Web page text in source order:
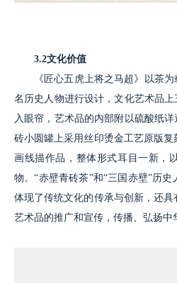
3.2文化价值
《匠心五虎上将之马超》以茶
名历史人物进行设计，文化艺术品
入眼帘，艺术品的内部附以硫酸纸
砖小圆罐上采用丝印烫金工艺原版
画线描作品，整体形式耳目一新，
物。“赤壁青砖茶”和“三国赤壁”历
体现了传统文化的传承与创新，还
艺术品的推广和宣传，传播、弘扬中